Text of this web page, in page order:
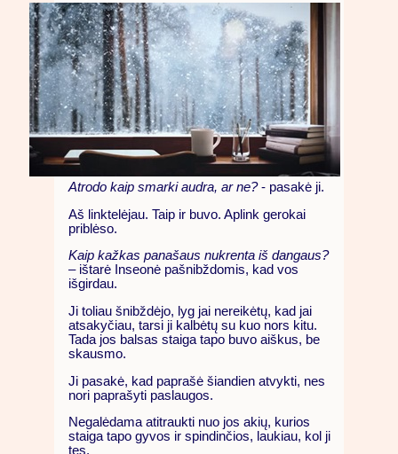
Atrodo kaip smarki audra, ar ne?- pasakė ji.
Aš linktelėjau. Taip ir buvo. Aplink gerokai
priblėso.
Kaip kažkas panašaus nukrenta iš dangaus?
– ištarė Inseonė pašnibždomis, kad vos
išgirdau.
Ji toliau šnibždėjo, lyg jai nereikėtų, kad jai
atsakyčiau, tarsi ji kalbėtų su kuo nors kitu.
Tada jos balsas staiga tapo buvo aiškus, be
skausmo.
Ji pasakė, kad paprašė šiandien atvykti, nes
nori paprašyti paslaugos.
Negalėdama atitraukti nuo jos akių, kurios
staiga tapo gyvos ir spindinčios, laukiau, kol ji
tęs.